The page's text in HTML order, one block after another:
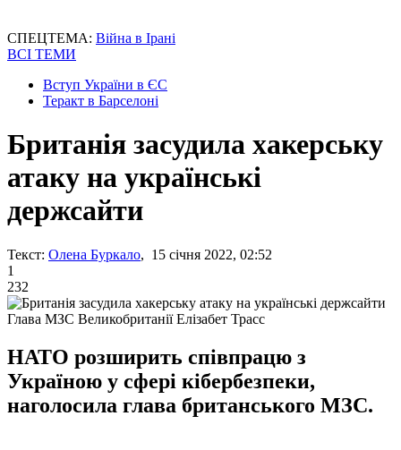
СПЕЦТЕМА: Війна в Ірані
ВСІ ТЕМИ
Вступ України в ЄС
Теракт в Барселоні
Британія засудила хакерську
атаку на українські
держсайти
Текст: Олена Буркало, 15 січня 2022, 02:52
1
232
Глава МЗС Великобританії Елізабет Трасс
НАТО розширить співпрацю з
Україною у сфері кібербезпеки,
наголосила глава британського МЗС.